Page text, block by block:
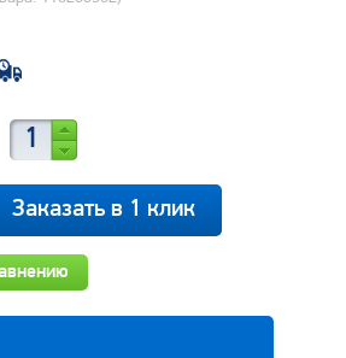
Заказать в 1 клик